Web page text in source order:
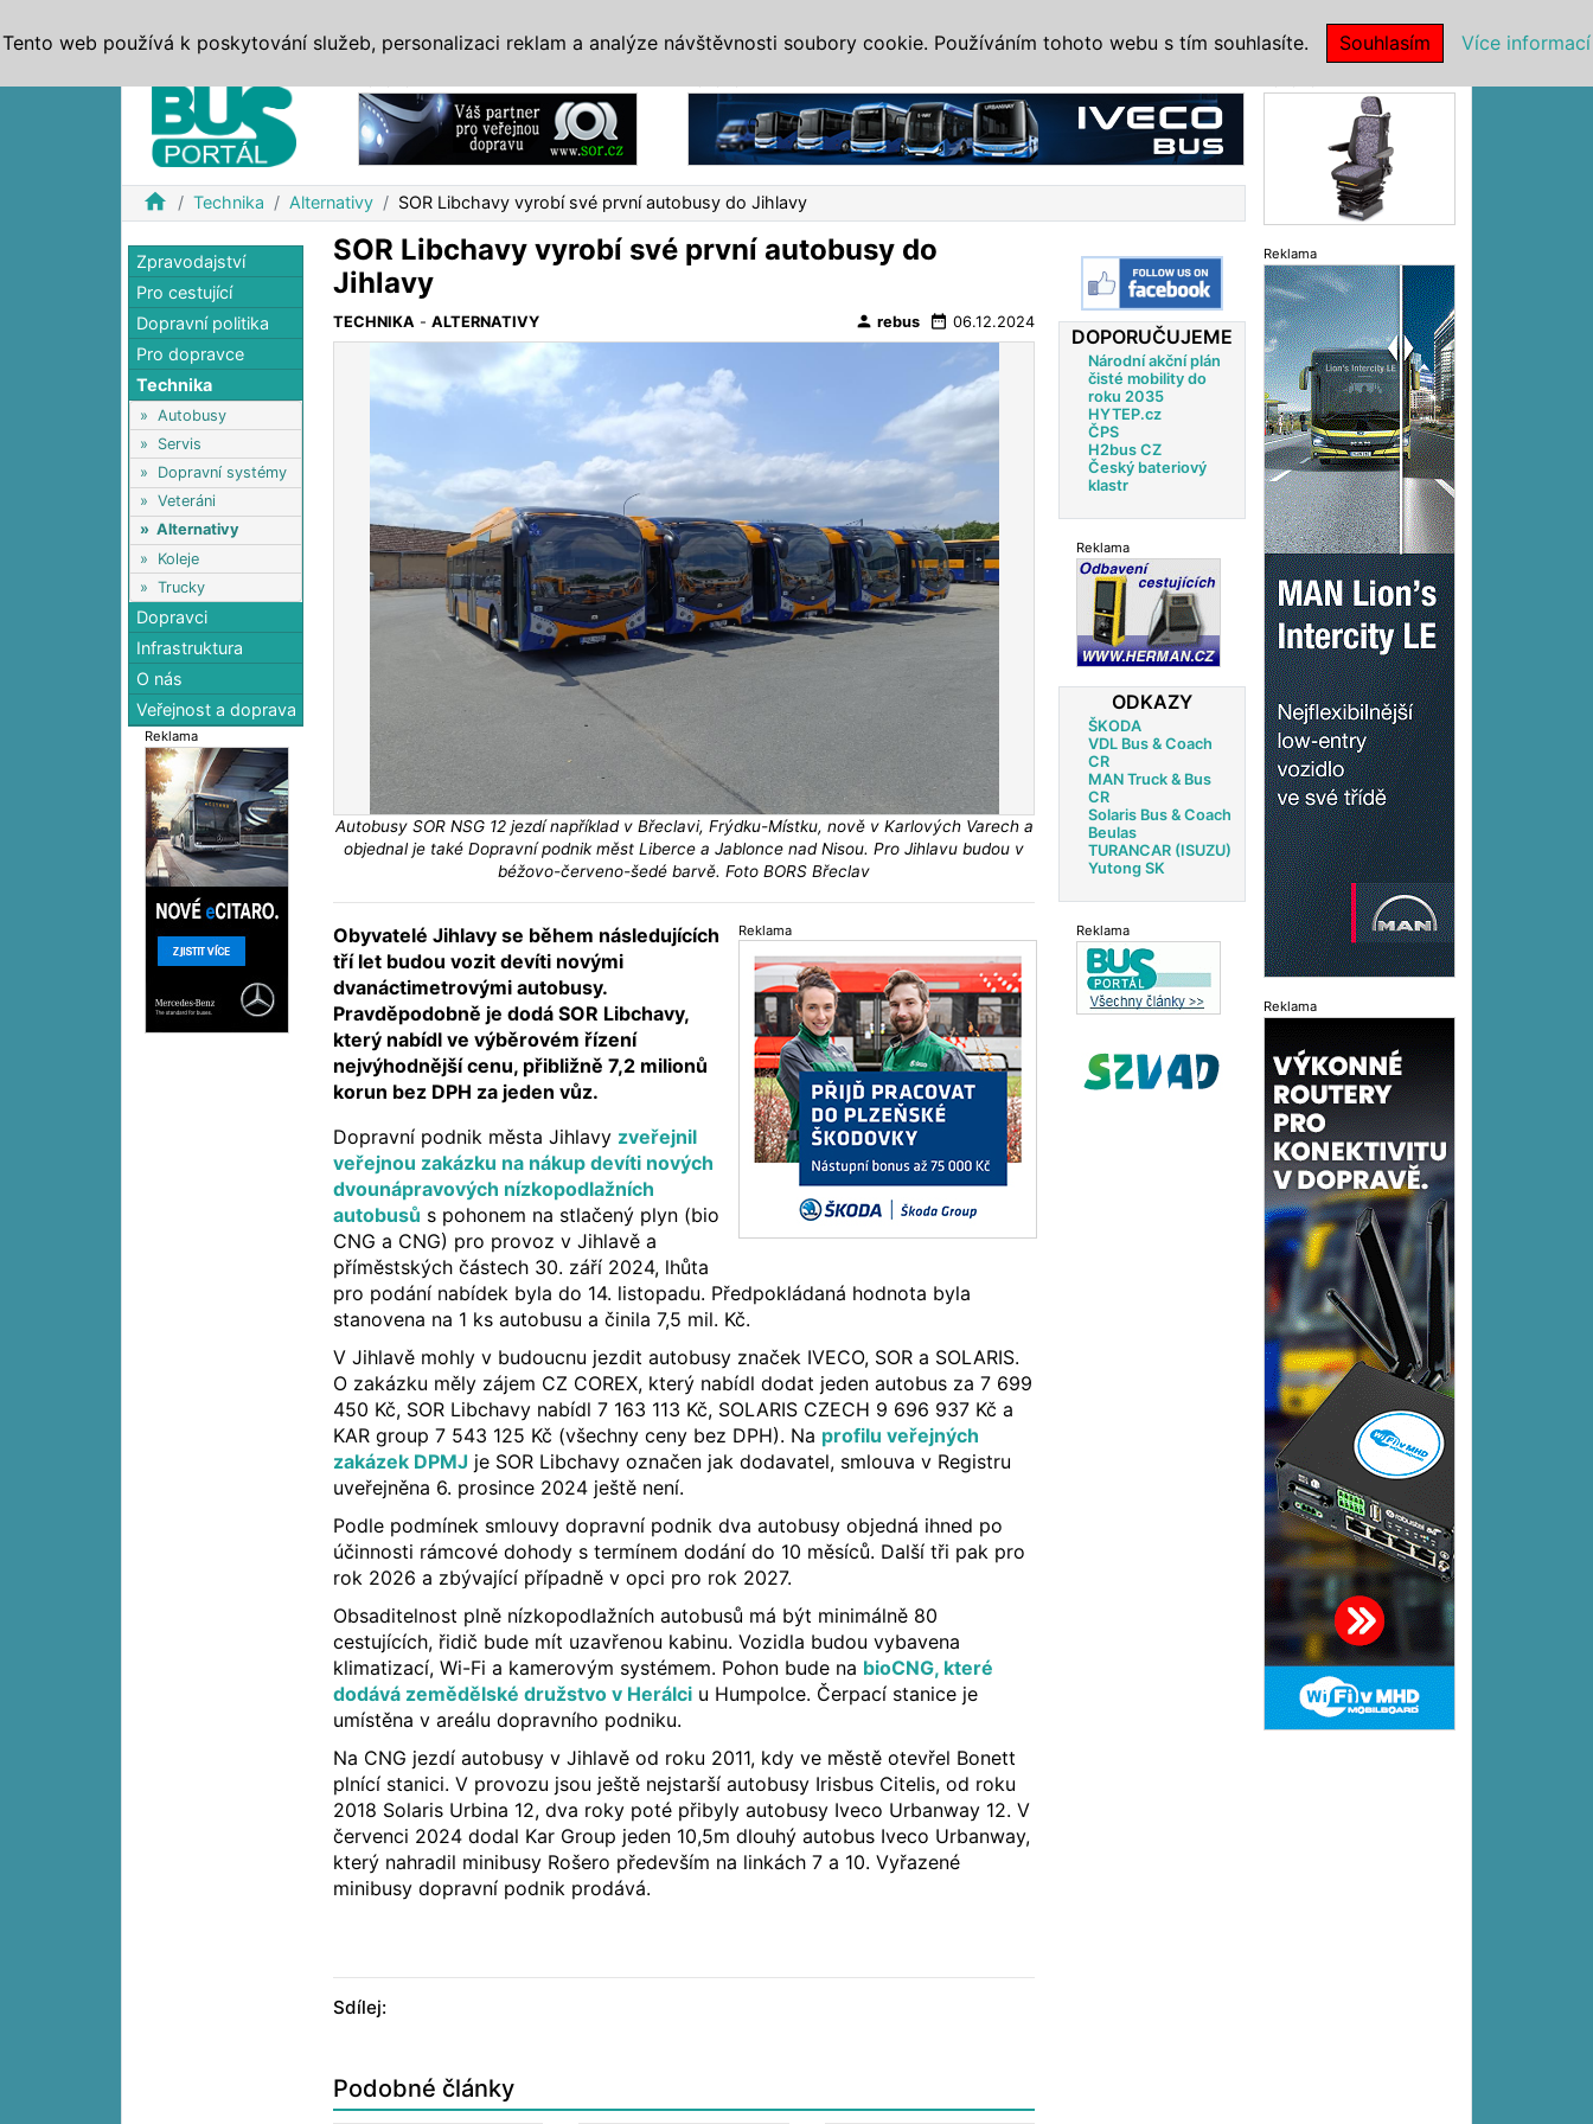
home Technika Alternativy SOR Libchavy vyrobí své první autobusy do Jihlavy
Zpravodajství
Pro cestující
Dopravní politika
Pro dopravce
Technika
» Autobusy
» Servis
» Dopravní systémy
» Veteráni
» Alternativy
» Koleje
» Trucky
Dopravci
Infrastruktura
O nás
Veřejnost a doprava
Reklama
SOR Libchavy vyrobí své první autobusy do
Jihlavy
TECHNIKA -ALTERNATIVY person rebus date_range 06.12.2024
Autobusy SOR NSG 12 jezdí například v Břeclavi, Frýdku-Místku, nově v Karlových Varech a
objednal je také Dopravní podnik měst Liberce a Jablonce nad Nisou. Pro Jihlavu budou v
béžovo-červeno-šedé barvě. Foto BORS Břeclav
Reklama
Obyvatelé Jihlavy se během následujících
tří let budou vozit devíti novými
dvanáctimetrovými autobusy.
Pravděpodobně je dodá SOR Libchavy,
který nabídl ve výběrovém řízení
nejvýhodnější cenu, přibližně 7,2 milionů
korun bez DPH za jeden vůz.
Dopravní podnik města Jihlavy zveřejnil
veřejnou zakázku na nákup devíti nových
dvounápravových nízkopodlažních
autobusů s pohonem na stlačený plyn (bio
CNG a CNG) pro provoz v Jihlavě a
příměstských částech 30. září 2024, lhůta
pro podání nabídek byla do 14. listopadu. Předpokládaná hodnota byla
stanovena na 1 ks autobusu a činila 7,5 mil. Kč.
V Jihlavě mohly v budoucnu jezdit autobusy značek IVECO, SOR a SOLARIS.
O zakázku měly zájem CZ COREX, který nabídl dodat jeden autobus za 7 699
450 Kč, SOR Libchavy nabídl 7 163 113 Kč, SOLARIS CZECH 9 696 937 Kč a
KAR group 7 543 125 Kč (všechny ceny bez DPH). Na profilu veřejných
zakázek DPMJ je SOR Libchavy označen jak dodavatel, smlouva v Registru
uveřejněna 6. prosince 2024 ještě není.
Podle podmínek smlouvy dopravní podnik dva autobusy objedná ihned po
účinnosti rámcové dohody s termínem dodání do 10 měsíců. Další tři pak pro
rok 2026 a zbývající případně v opci pro rok 2027.
Obsaditelnost plně nízkopodlažních autobusů má být minimálně 80
cestujících, řidič bude mít uzavřenou kabinu. Vozidla budou vybavena
klimatizací, Wi-Fi a kamerovým systémem. Pohon bude na bioCNG, které
dodává zemědělské družstvo v Herálci u Humpolce. Čerpací stanice je
umístěna v areálu dopravního podniku.
Na CNG jezdí autobusy v Jihlavě od roku 2011, kdy ve městě otevřel Bonett
plnící stanici. V provozu jsou ještě nejstarší autobusy Irisbus Citelis, od roku
2018 Solaris Urbina 12, dva roky poté přibyly autobusy Iveco Urbanway 12. V
červenci 2024 dodal Kar Group jeden 10,5m dlouhý autobus Iveco Urbanway,
který nahradil minibusy Rošero především na linkách 7 a 10. Vyřazené
minibusy dopravní podnik prodává.
Sdílej:
Podobné články
DOPORUČUJEME
Národní akční plán
čisté mobility do
roku 2035
HYTEP.cz
ČPS
H2bus CZ
Český bateriový
klastr
Reklama
ODKAZY
ŠKODA
VDL Bus & Coach
CR
MAN Truck & Bus
CR
Solaris Bus & Coach
Beulas
TURANCAR (ISUZU)
Yutong SK
Reklama
Reklama
Reklama
Tento web používá k poskytování služeb, personalizaci reklam a analýze návštěvnosti soubory cookie. Používáním tohoto webu s tím souhlasíte. Souhlasím Více informací